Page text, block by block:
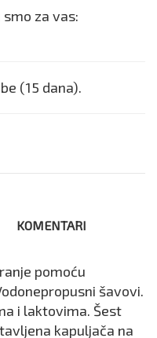
za vas:
(15 dana).
KOMENTARI
pomoću
šavovi.
i laktovima. Šest
kapuljača na